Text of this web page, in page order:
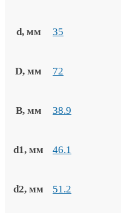
d, мм 35
D, мм 72
B, мм 38.9
d1, мм 46.1
d2, мм 51.2